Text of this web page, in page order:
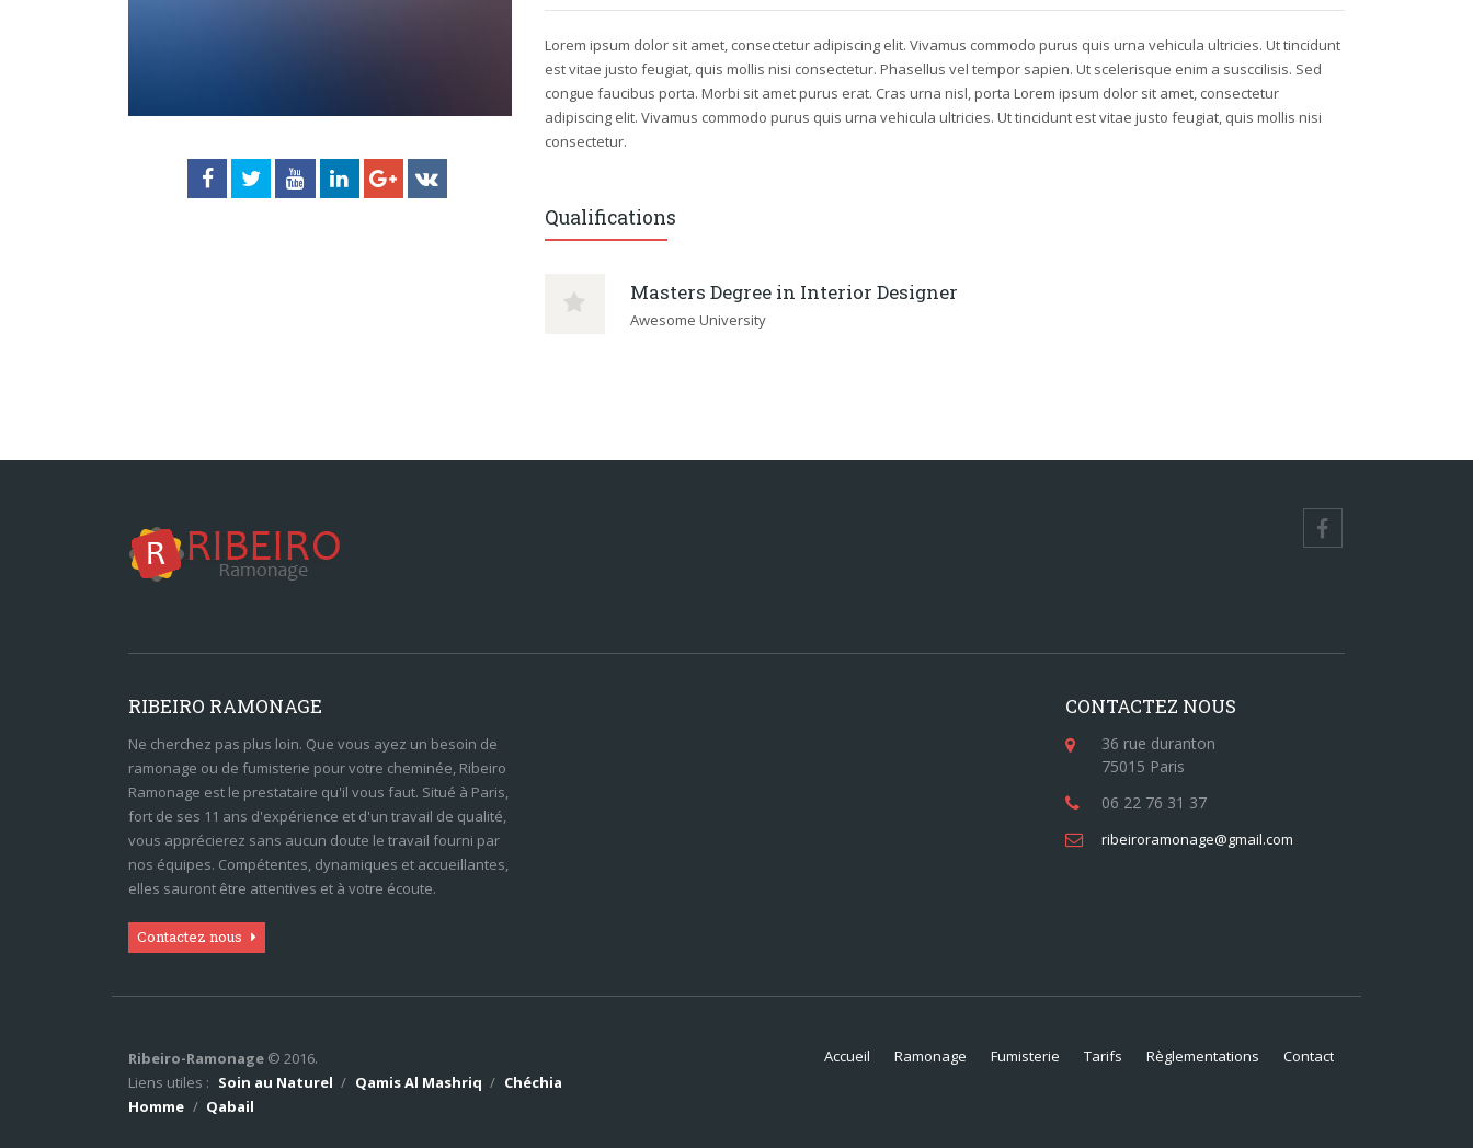
Lorem ipsum dolor sit amet, consectetur adipiscing elit. Vivamus commodo purus quis urna vehicula ultricies. Ut tincidunt
est vitae justo feugiat, quis mollis nisi consectetur. Phasellus vel tempor sapien. Ut scelerisque enim a susccilisis. Sed
congue faucibus porta. Morbi sit amet purus erat. Cras urna nisl, porta Lorem ipsum dolor sit amet, consectetur
adipiscing elit. Vivamus commodo purus quis urna vehicula ultricies. Ut tincidunt est vitae justo feugiat, quis mollis nisi
consectetur.
Qualifications
Masters Degree in Interior Designer
Awesome University
RIBEIRO RAMONAGE
Ne cherchez pas plus loin. Que vous ayez un besoin de
ramonage ou de fumisterie pour votre cheminée, Ribeiro
Ramonage est le prestataire qu'il vous faut. Situé à Paris,
fort de ses 11 ans d'expérience et d'un travail de qualité,
vous apprécierez sans aucun doute le travail fourni par
nos équipes. Compétentes, dynamiques et accueillantes,
elles sauront être attentives et à votre écoute.
Contactez nous
CONTACTEZ NOUS
36 rue duranton
75015 Paris
06 22 76 31 37
ribeiroramonage@gmail.com
Ribeiro-Ramonage © 2016.
Liens utiles : Soin au Naturel / Qamis Al Mashriq / Chéchia
Homme / Qabail
Accueil Ramonage Fumisterie Tarifs Règlementations Contact